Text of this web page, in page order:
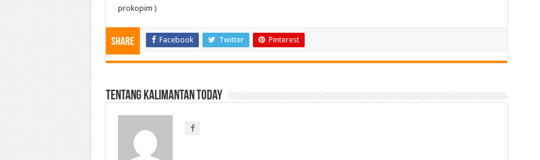
prokopim )
Share Facebook Twitter Pinterest
Tentang Kalimantan Today